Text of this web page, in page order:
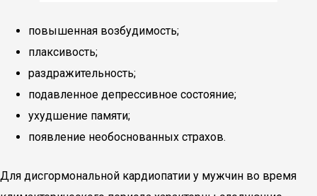
повышенная возбудимость;
плаксивость;
раздражительность;
подавленное депрессивное состояние;
ухудшение памяти;
появление необоснованных страхов.
Для дисгормональной кардиопатии у мужчин во время